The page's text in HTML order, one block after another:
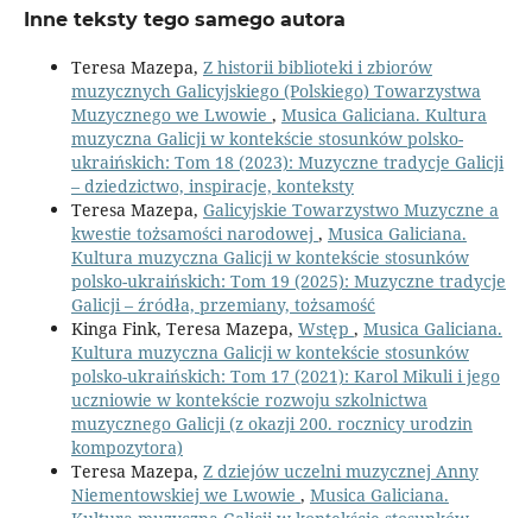
Inne teksty tego samego autora
Teresa Mazepa, Z historii biblioteki i zbiorów
muzycznych Galicyjskiego (Polskiego) Towarzystwa
Muzycznego we Lwowie , Musica Galiciana. Kultura
muzyczna Galicji w kontekście stosunków polsko-
ukraińskich: Tom 18 (2023): Muzyczne tradycje Galicji
– dziedzictwo, inspiracje, konteksty
Teresa Mazepa, Galicyjskie Towarzystwo Muzyczne a
kwestie tożsamości narodowej , Musica Galiciana.
Kultura muzyczna Galicji w kontekście stosunków
polsko-ukraińskich: Tom 19 (2025): Muzyczne tradycje
Galicji – źródła, przemiany, tożsamość
Kinga Fink, Teresa Mazepa, Wstęp , Musica Galiciana.
Kultura muzyczna Galicji w kontekście stosunków
polsko-ukraińskich: Tom 17 (2021): Karol Mikuli i jego
uczniowie w kontekście rozwoju szkolnictwa
muzycznego Galicji (z okazji 200. rocznicy urodzin
kompozytora)
Teresa Mazepa, Z dziejów uczelni muzycznej Anny
Niementowskiej we Lwowie , Musica Galiciana.